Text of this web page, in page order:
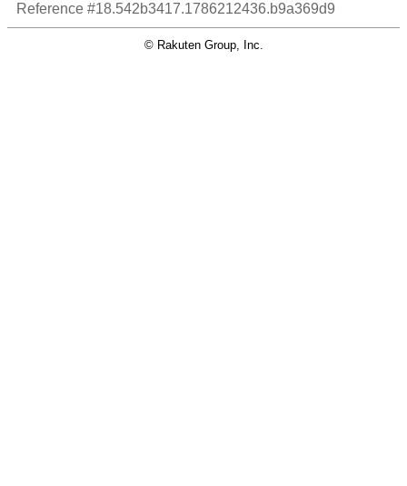
Reference #18.542b3417.1786212436.b9a369d9
© Rakuten Group, Inc.